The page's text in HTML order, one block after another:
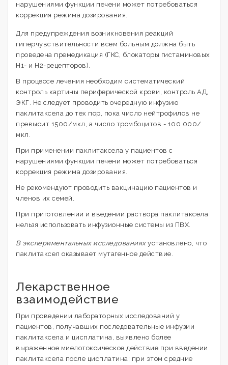
нарушениями функции печени может потребоваться
коррекция режима дозирования.
Для предупреждения возникновения реакций
гиперчувствительности всем больным должна быть
проведена премедикация (ГКС, блокаторы гистаминовых
H1- и H2-рецепторов).
В процессе лечения необходим систематический
контроль картины периферической крови, контроль АД,
ЭКГ. Не следует проводить очередную инфузию
паклитаксела до тех пор, пока число нейтрофилов не
превысит 1500/мкл, а число тромбоцитов - 100 000/
мкл.
При применении паклитаксела у пациентов с
нарушениями функции печени может потребоваться
коррекция режима дозирования.
Не рекомендуют проводить вакцинацию пациентов и
членов их семей.
При приготовлении и введении раствора паклитаксела
нельзя использовать инфузионные системы из ПВХ.
В экспериментальных исследованияхустановлено, что
паклитаксел оказывает мутагенное действие.
Лекарственное
взаимодействие
При проведении лабораторных исследований у
пациентов, получавших последовательные инфузии
паклитаксела и цисплатина, выявлено более
выраженное миелотоксическое действие при введении
паклитаксела после цисплатина; при этом средние